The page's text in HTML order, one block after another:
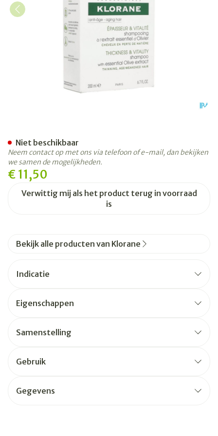
€ 11,50
Verwittig mij als het product terug in voorraad
is
Niet beschikbaar
Neem contact op met ons via telefoon of e-mail, dan bekijken
we samen de mogelijkheden.
Bekijk alle producten van Klorane
Indicatie
Eigenschappen
Samenstelling
Gebruik
Gegevens